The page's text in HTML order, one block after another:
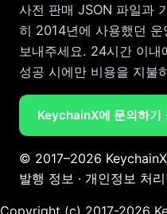
사전 판매 JSON 파일과
히 2014년에 사용했던
보내주세요. 24시간 이
성공 시에만 비용을 지불
KeychainX에 문의하기
© 2017–2026 KeychainX
발행 정보 · 개인정보 처
Copyright (c) 2017-2026